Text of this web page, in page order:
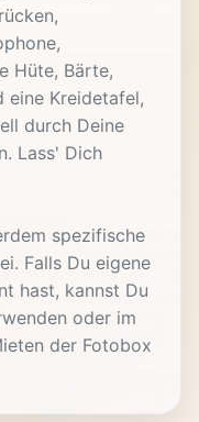
Hüte, Bärte,
eine Kreidetafel,
durch Deine
Lass' Dich
spezifische
Falls Du eigene
hast, kannst Du
oder im
der Fotobox